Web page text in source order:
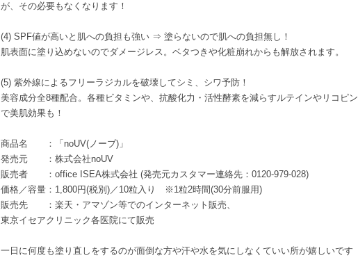
が、その必要もなくなります！
(4) SPF値が高いと肌への負担も強い ⇒ 塗らないので肌への負担無し！
肌表面に塗り込めないのでダメージレス。ベタつきや化粧崩れからも解放されます。
(5) 紫外線によるフリーラジカルを破壊してシミ、シワ予防！
美容成分全8種配合。各種ビタミンや、抗酸化力・活性酵素を減らすルテインやリコピン
で美肌効果も！
商品名 ：「noUV(ノーブ)」
発売元 ：株式会社noUV
販売者 ：office ISEA株式会社 (発売元カスタマー連絡先：0120-979-028)
価格／容量：1,800円(税別)／10粒入り ※1粒2時間(30分前服用)
販売先 ：楽天・アマゾン等でのインターネット販売、
東京イセアクリニック各医院にて販売
一日に何度も塗り直しをするのが面倒な方や汗や水を気にしなくていい所が嬉しいです